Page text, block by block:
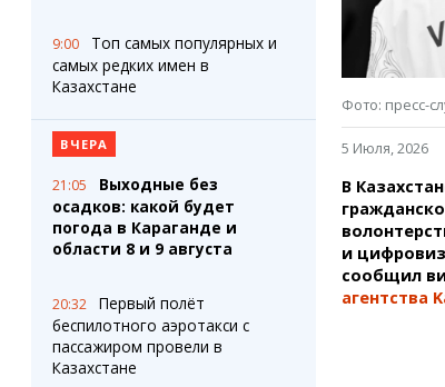
Фото
Видео
Timelapse
Сервисы
Переводчик
9:00
Топ самых популярных и
самых редких имен в
Казахстане
ВЧЕРА
21:05
Выходные без
осадков: какой будет
погода в Караганде и
области 8 и 9 августа
20:32
Первый полёт
беспилотного аэротакси с
пассажиром провели в
Казахстане
Фото: пресс-
5 Июля, 2026
В
и
сообщил
агентства